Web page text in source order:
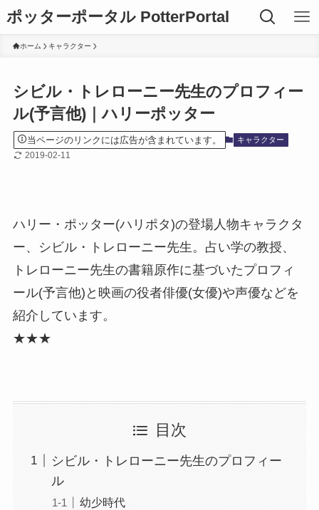
ポッターポータル PotterPortal
ホーム キャラクター
シビル・トレローニー先生のプロフィー
ル(予言他)｜ハリーポッター
当ページのリンクには広告が含まれています。 キャラクター
2019-02-11
ハリー・ポッター(ハリポタ)の登場人物キャラクタ
ー、シビル・トレローニー先生。占い学の教授、
トレローニー先生の書籍原作に基づいたプロフィ
ール(予言他)と映画の役者俳優(女優)や声優などを
紹介しています。
★★★
目次
シビル・トレローニー先生のプロフィー
ル
幼少時代